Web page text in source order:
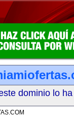
dominio lo